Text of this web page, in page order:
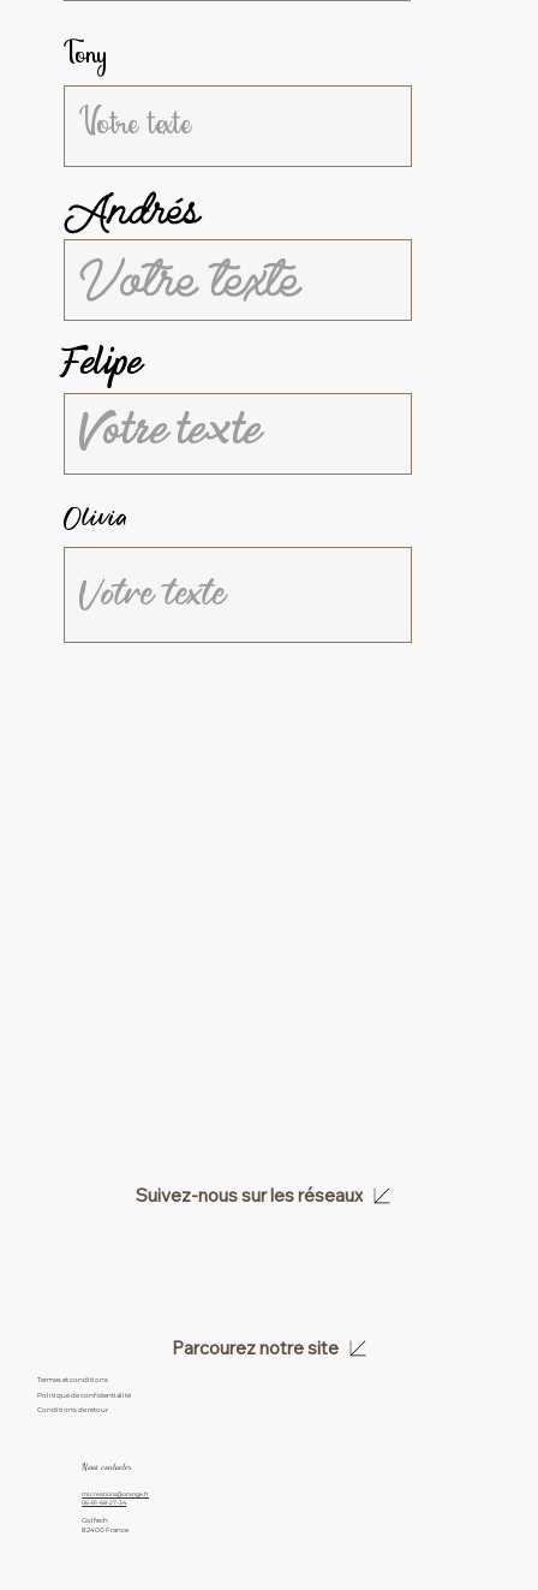
Tony
Andrés
Felipe
Olivia
Suivez-nous sur les réseaux
Parcourez notre site
Politique de confidentialité
Termes et conditions
Conditions de retour
ml.creations@orange.fr
06-81-68-27-34
Golfech
82400 France
Nous contacter